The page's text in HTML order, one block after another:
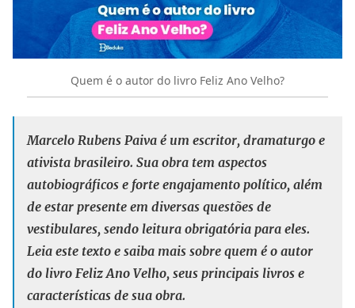
Quem é o autor do livro Feliz Ano Velho?
Marcelo Rubens Paiva é um escritor, dramaturgo e
ativista brasileiro. Sua obra tem aspectos
autobiográficos e forte engajamento político, além
de estar presente em diversas questões de
vestibulares, sendo leitura obrigatória para eles.
Leia este texto e saiba mais sobre quem é o autor
do livro Feliz Ano Velho, seus principais livros e
características de sua obra.